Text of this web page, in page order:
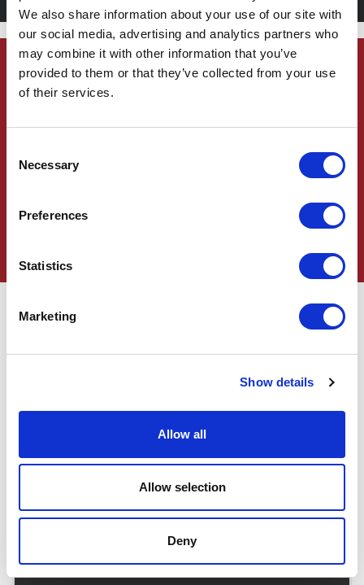
We also share information about your use of our site with
our social media, advertising and analytics partners who
may combine it with other information that you’ve
provided to them or that they’ve collected from your use
of their services.
Selection
Necessary
Preferences
Statistics
Marketing
Show details
Allow all
Allow selection
Deny
MENU
INDIRIZZO
Via Fontevivo, 17 - La Spezia
TELEFONO